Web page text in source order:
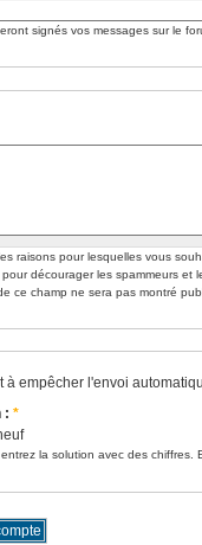
signés vos messages sur le
vous souhaitez vous inscrire sur le site. Cette
décourager les spammeurs
de ce champ ne sera pas montré
à empêcher l'envoi
: *
la solution avec des